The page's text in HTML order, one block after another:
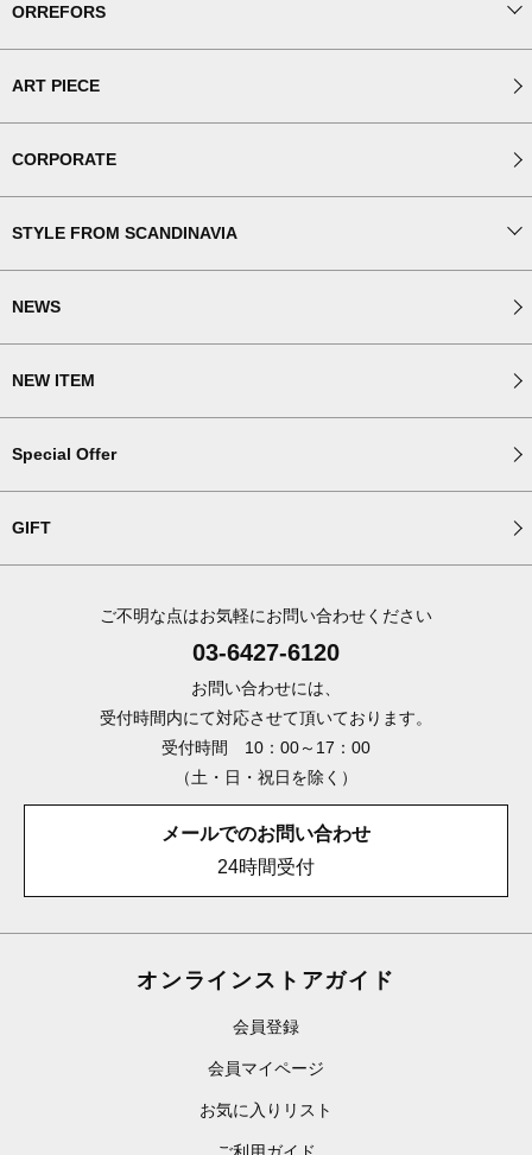
ORREFORS
ART PIECE
CORPORATE
STYLE FROM SCANDINAVIA
NEWS
NEW ITEM
Special Offer
GIFT
ご不明な点はお気軽にお問い合わせください
03-6427-6120
お問い合わせには、
受付時間内にて対応させて頂いております。
受付時間 10：00～17：00
（土・日・祝日を除く）
メールでのお問い合わせ
24時間受付
オンラインストアガイド
会員登録
会員マイページ
お気に入りリスト
ご利用ガイド